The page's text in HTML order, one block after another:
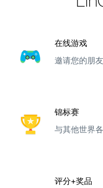
在线游戏
邀请您的朋
锦标赛
与其他世界
评分+奖品